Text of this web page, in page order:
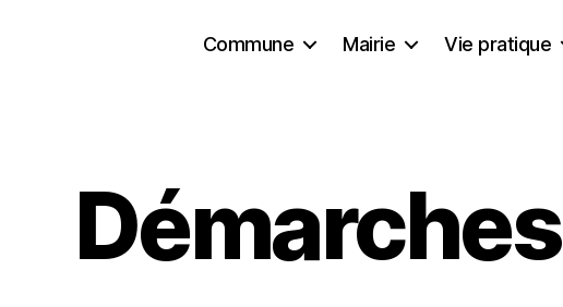
Commune Mairie Vie pratique
Démarches